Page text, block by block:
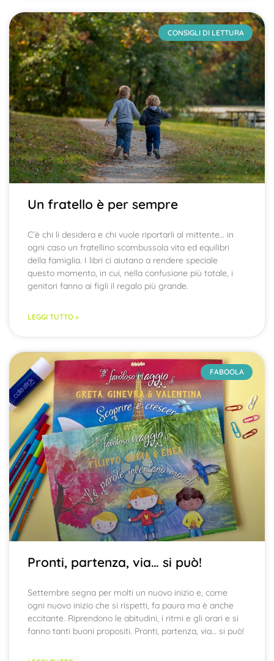
CONSIGLI DI LETTURA
Un fratello è per sempre
C’è chi li desidera e chi vuole riportarli al mittente… in
ogni caso un fratellino scombussola vita ed equilibri
della famiglia. I libri ci aiutano a rendere speciale
questo momento, in cui, nella confusione più totale, i
genitori fanno ai figli il regalo più grande.
LEGGI TUTTO »
FABOOLA
Pronti, partenza, via… si può!
Settembre segna per molti un nuovo inizio e, come
ogni nuovo inizio che si rispetti, fa paura ma è anche
eccitante. Riprendono le abitudini, i ritmi e gli orari e si
fanno tanti buoni propositi. Pronti, partenza, via… si può!